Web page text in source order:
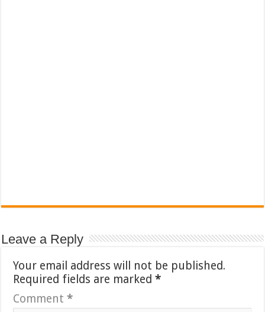
Leave a Reply
Your email address will not be published.
Required fields are marked*
Comment*